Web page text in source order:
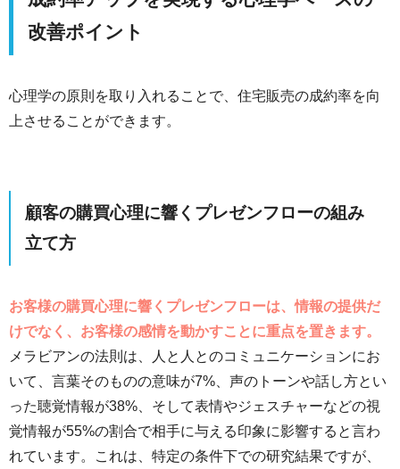
改善ポイント
心理学の原則を取り入れることで、住宅販売の成約率を向
上させることができます。
顧客の購買心理に響くプレゼンフローの組み
立て方
お客様の購買心理に響くプレゼンフローは、情報の提供だ
けでなく、お客様の感情を動かすことに重点を置きます。
メラビアンの法則は、人と人とのコミュニケーションにお
いて、言葉そのものの意味が7%、声のトーンや話し方とい
った聴覚情報が38%、そして表情やジェスチャーなどの視
覚情報が55%の割合で相手に与える印象に影響すると言わ
れています。これは、特定の条件下での研究結果ですが、